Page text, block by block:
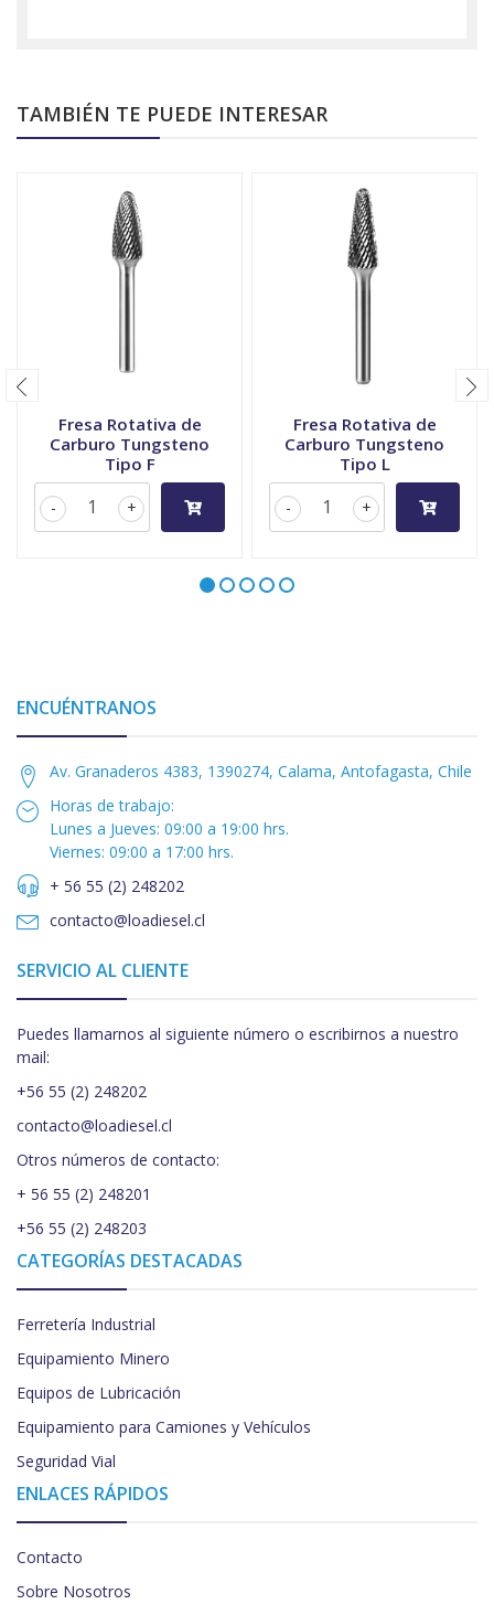
TAMBIÉN TE PUEDE INTERESAR
Fresa Rotativa de
Carburo Tungsteno
Tipo F
+
-
Fresa Rotativa de
Carburo Tungsteno
Tipo L
+
-
ENCUÉNTRANOS
Av. Granaderos 4383, 1390274, Calama, Antofagasta, Chile
Horas de trabajo:
Lunes a Jueves: 09:00 a 19:00 hrs.
Viernes: 09:00 a 17:00 hrs.
+ 56 55 (2) 248202
contacto@loadiesel.cl
SERVICIO AL CLIENTE
Puedes llamarnos al siguiente número o escribirnos a nuestro
mail:
+56 55 (2) 248202
contacto@loadiesel.cl
Otros números de contacto:
+ 56 55 (2) 248201
+56 55 (2) 248203
CATEGORÍAS DESTACADAS
Ferretería Industrial
Equipamiento Minero
Equipos de Lubricación
Equipamiento para Camiones y Vehículos
Seguridad Vial
ENLACES RÁPIDOS
Contacto
Sobre Nosotros